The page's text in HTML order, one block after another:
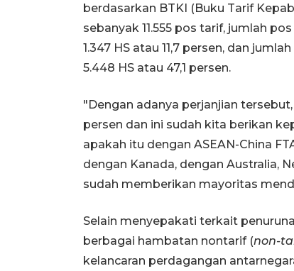
berdasarkan BTKI (Buku Tarif
sebanyak 11.555 pos tarif, jumlah
1.347 HS atau 11,7 persen, dan
5.448 HS atau 47,1 persen.
"Dengan adanya perjanjian
persen dan ini sudah kita berikan
apakah itu dengan ASEAN-China
dengan Kanada, dengan Australia,
sudah memberikan mayoritas
Selain menyepakati terkait
berbagai hambatan nontarif (non-
kelancaran perdagangan